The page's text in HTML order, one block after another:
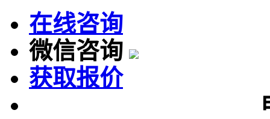
在线咨询
微信咨询
获取报价